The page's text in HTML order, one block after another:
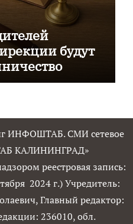
будут
ИНФОШТАБ. СМИ сетевое
КАЛИНИНГРАД»
реестровая запись:
2024 г.) Учредитель:
Главный редактор:
236010, обл.